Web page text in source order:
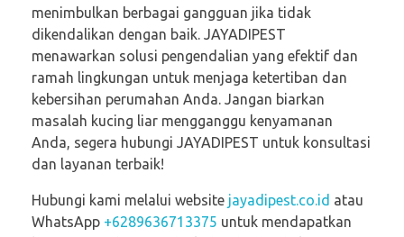
menimbulkan berbagai gangguan jika tidak
dikendalikan dengan baik. JAYADIPEST
menawarkan solusi pengendalian yang efektif dan
ramah lingkungan untuk menjaga ketertiban dan
kebersihan perumahan Anda. Jangan biarkan
masalah kucing liar mengganggu kenyamanan
Anda, segera hubungi JAYADIPEST untuk konsultasi
dan layanan terbaik!
Hubungi kami melalui website jayadipest.co.id atau
WhatsApp +6289636713375 untuk mendapatkan